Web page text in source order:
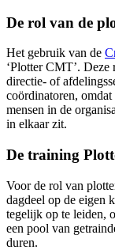
De rol van de
Het gebruik van de
‘Plotter CMT’.
directie- of
coördinatoren,
mensen in de
in elkaar zit.
De training
Voor de rol van
dagdeel op de eigen
tegelijk op te leiden,
een pool van
duren.